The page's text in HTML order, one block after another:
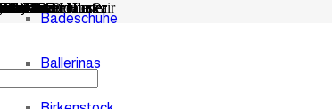
Badeschuhe
Ballerinas
Poolparty V2